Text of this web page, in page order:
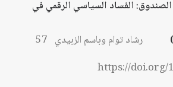
الفساد السياسي الرقمي في
رشاد توام وباسم الزبيدي 57
https://doi.org/